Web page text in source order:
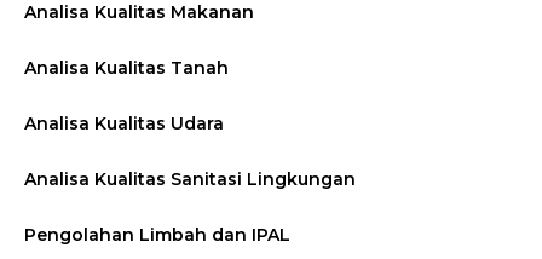
Analisa Kualitas Makanan
Analisa Kualitas Tanah
Analisa Kualitas Udara
Analisa Kualitas Sanitasi Lingkungan
Pengolahan Limbah dan IPAL